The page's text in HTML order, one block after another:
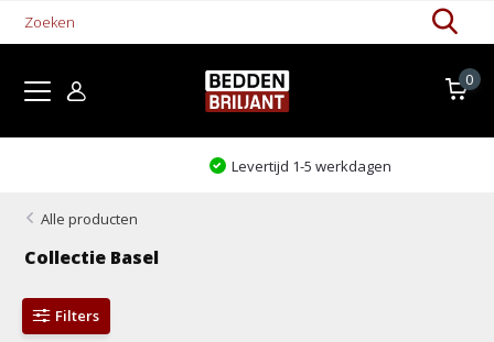
0
Levertijd 1-5 werkdagen
Alle producten
Collectie Basel
Filters